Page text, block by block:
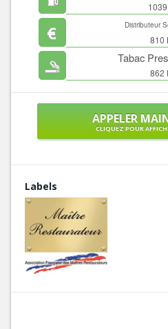
Distributeur
810
Tabac
862
APPELER
CLIQUEZ POUR
Labels